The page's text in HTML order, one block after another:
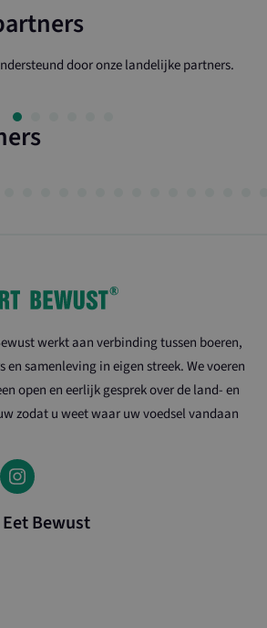
door onze landelijke partners.
werkt aan verbinding tussen boeren,
en samenleving in eigen streek. We voeren
open en eerlijk gesprek over de land- en
zodat u weet waar uw voedsel vandaan
Bewust